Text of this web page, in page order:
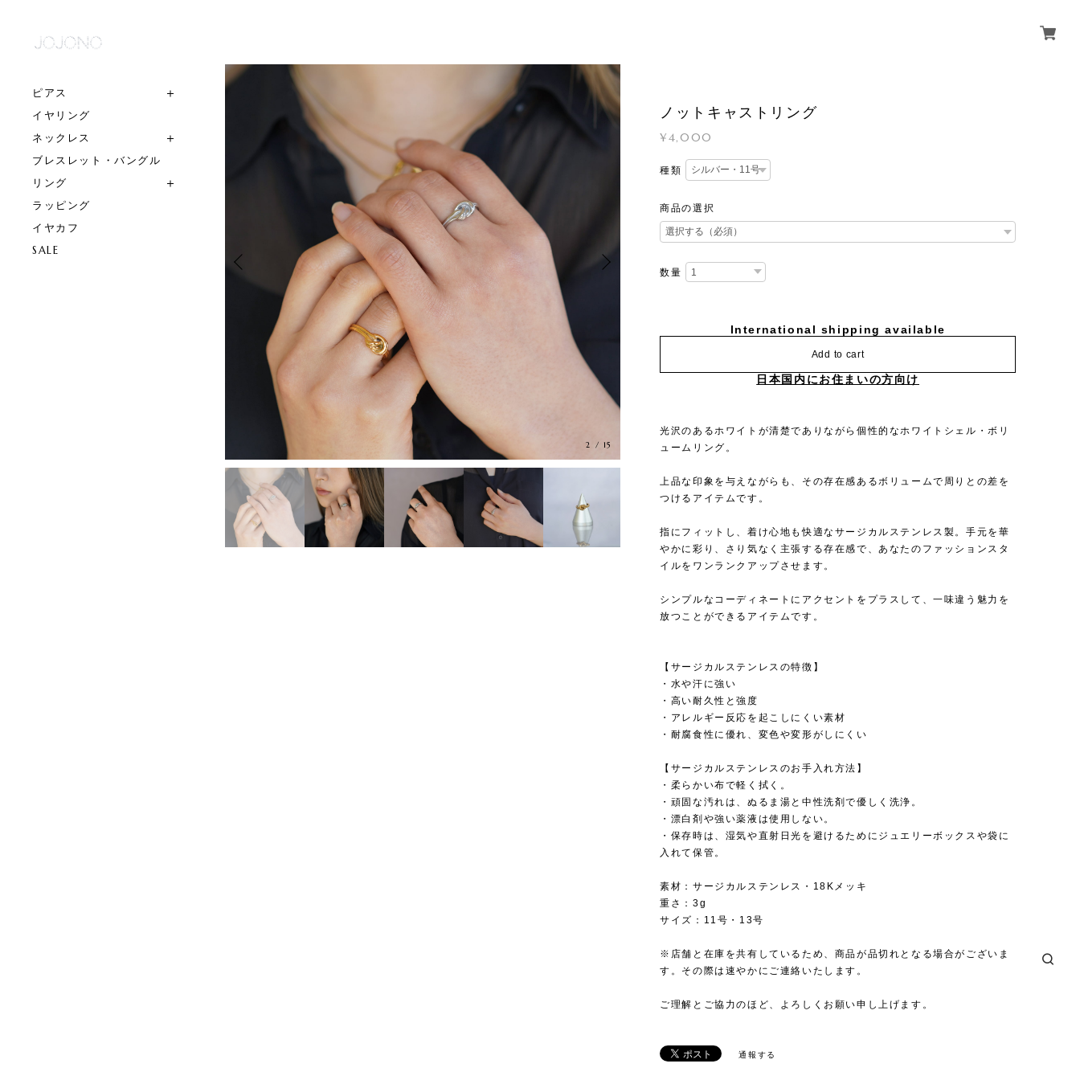
ピアス
イヤリング
ネックレス
ブレスレット・バングル
リング
ラッピング
イヤカフ
SALE
3 / 15
ノットキャストリング
¥4,000
種類
商品の選択
数量
International shipping available
Add to cart
日本国内にお住まいの方向け
光沢のあるホワイトが清楚でありながら個性的なホワイトシェル・ボリ
ュームリング。
上品な印象を与えながらも、その存在感あるボリュームで周りとの差を
つけるアイテムです。
指にフィットし、着け心地も快適なサージカルステンレス製。手元を華
やかに彩り、さり気なく主張する存在感で、あなたのファッションスタ
イルをワンランクアップさせます。
シンプルなコーディネートにアクセントをプラスして、一味違う魅力を
放つことができるアイテムです。
【サージカルステンレスの特徴】
・水や汗に強い
・高い耐久性と強度
・アレルギー反応を起こしにくい素材
・耐腐食性に優れ、変色や変形がしにくい
【サージカルステンレスのお手入れ方法】
・柔らかい布で軽く拭く。
・頑固な汚れは、ぬるま湯と中性洗剤で優しく洗浄。
・漂白剤や強い薬液は使用しない。
・保存時は、湿気や直射日光を避けるためにジュエリーボックスや袋に
入れて保管。
素材：サージカルステンレス・18Kメッキ
重さ：3g
サイズ：11号・13号
※店舗と在庫を共有しているため、商品が品切れとなる場合がございま
す。その際は速やかにご連絡いたします。
ご理解とご協力のほど、よろしくお願い申し上げます。
通報する